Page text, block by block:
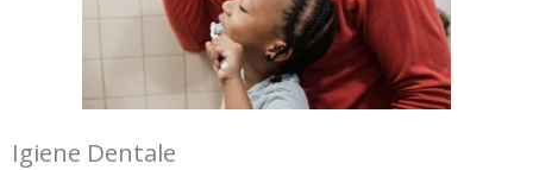
Igiene Dentale